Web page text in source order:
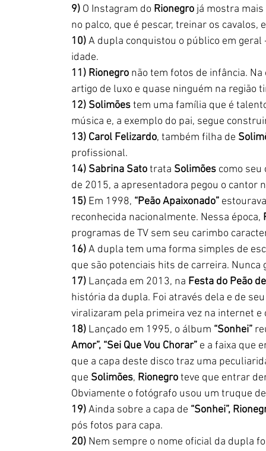
9) O Instagram do Rionegro já mostra mais
no palco, que é pescar, treinar os
10) A dupla conquistou o público em
idade.
11) Rionegro não tem fotos de infância.
artigo de luxo e quase ninguém na região
12) Solimões tem uma família que é
música e, a exemplo do pai, segue
13) Carol Felizardo, também filha de
profissional.
14) Sabrina Sato trata Solimões como seu
de 2015, a apresentadora pegou o cantor
15) Em 1998, “Peão Apaixonado”
reconhecida nacionalmente. Nessa época,
programas de TV sem seu
16) A dupla tem uma forma simples de
que são potenciais hits de carreira.
17) Lançada em 2013, na Festa do Peão
história da dupla. Foi através dela e de
viralizaram pela primeira vez na internet e
18) Lançado em 1995, o álbum “Sonhei”
Amor”, “Sei Que Vou Chorar” e a faixa que
que a capa deste disco traz uma
que Solimões, Rionegro teve que entrar
Obviamente o fotógrafo usou um truque
19) Ainda sobre a capa de “Sonhei”,
pós fotos para capa.
20) Nem sempre o nome oficial da dupla